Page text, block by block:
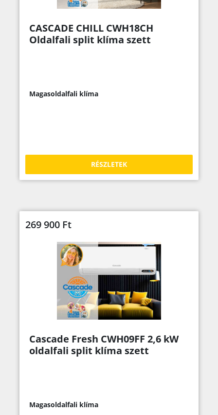
CASCADE CHILL CWH18CH
Oldalfali split klíma szett
Magasoldalfali klíma
RÉSZLETEK
269 900 Ft
Cascade Fresh CWH09FF 2,6 kW
oldalfali split klíma szett
Magasoldalfali klíma